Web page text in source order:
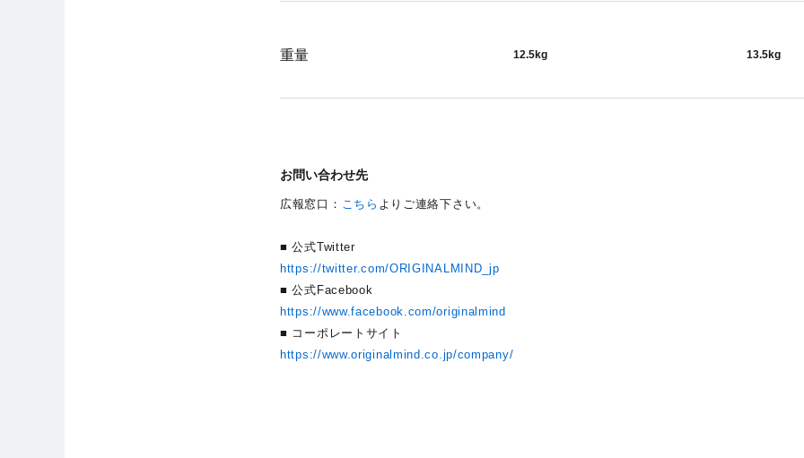
重量 12.5kg 13.5kg
お問い合わせ先
広報窓口： こちら よりご連絡下さい。
■ 公式Twitter
https://twitter.com/ORIGINALMIND_jp
■ 公式Facebook
https://www.facebook.com/originalmind
■ コーポレートサイト
https://www.originalmind.co.jp/company/